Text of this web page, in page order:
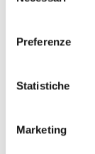
Preferenze
Statistiche
Marketing
Servizi per
Convenzioni
Indice di pagina